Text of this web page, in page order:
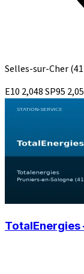
Selles-sur-Cher
E10 2,048SP95
TotalEnergies